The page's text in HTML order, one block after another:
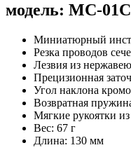
модель: МС-01C
Миниатюрный
Резка проводов
Лезвия из
Прецизионная
Угол наклона
Возвратная
Мягкие рукоятки
Вес: 67 г
Длина: 130 мм